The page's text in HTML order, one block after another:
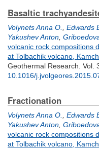
Basaltic
Volynets Anna O. Edwards
Yakushev Anton
volcanic rock compositions
at Tolbachik volcano,
Geothermal Research. Vol.
10.1016/
Fractionation
Volynets Anna O. Edwards
Yakushev Anton
volcanic rock compositions
at Tolbachik volcano,